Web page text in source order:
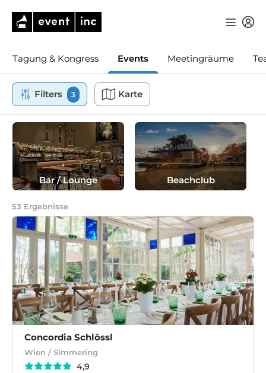
Tagung & Kongress Events Meetingräume
Filters 3 Karte
Bar / Lounge Beachclub
53 Ergebnisse
Concordia Schlössl
Wien / Simmering
4,9